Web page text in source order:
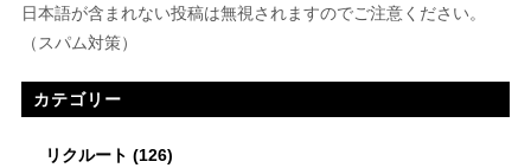
日本語が含まれない投稿は無視されますのでご注意ください。
（スパム対策）
カテゴリー
リクルート (126)